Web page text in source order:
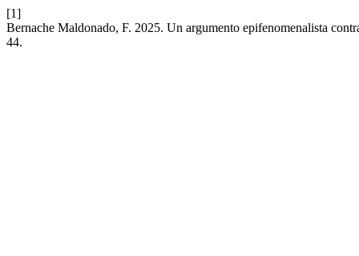
[1]
Bernache Maldonado, F. 2025. Un argumento epifenomenalista
44.